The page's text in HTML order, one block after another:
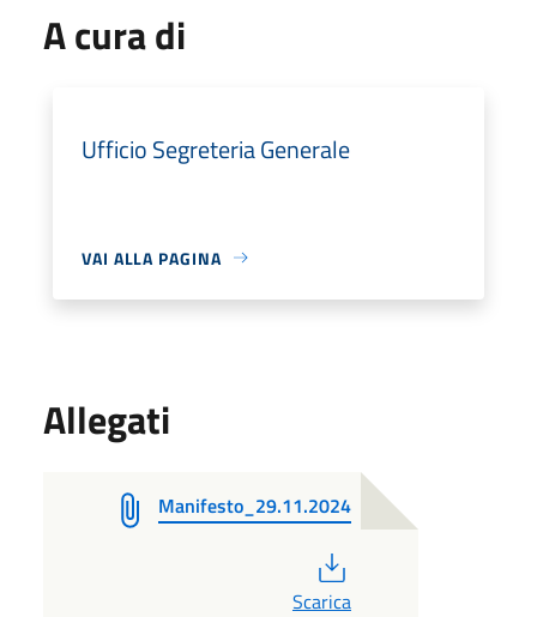
A cura di
Ufficio Segreteria Generale
VAI ALLA PAGINA
Allegati
Manifesto_29.11.2024
Scarica